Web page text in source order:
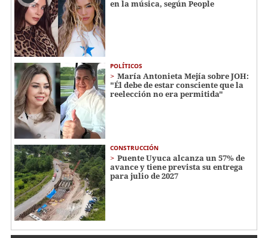
en la música, según People
POLÍTICOS
María Antonieta Mejía sobre JOH:
"Él debe de estar consciente que la
reelección no era permitida"
CONSTRUCCIÓN
Puente Uyuca alcanza un 57% de
avance y tiene prevista su entrega
para julio de 2027